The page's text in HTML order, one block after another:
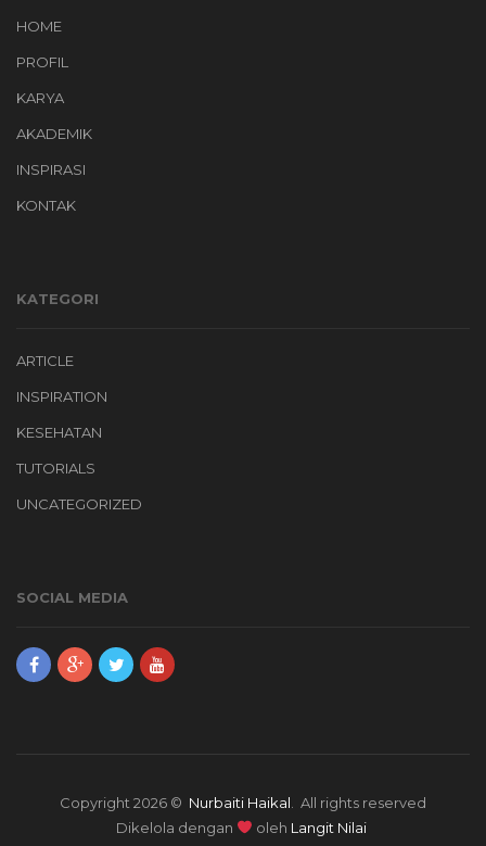
HOME
PROFIL
KARYA
AKADEMIK
INSPIRASI
KONTAK
KATEGORI
ARTICLE
INSPIRATION
KESEHATAN
TUTORIALS
UNCATEGORIZED
SOCIAL MEDIA
Copyright 2026 © Nurbaiti Haikal . All rights reserved
Dikelola dengan
oleh Langit Nilai